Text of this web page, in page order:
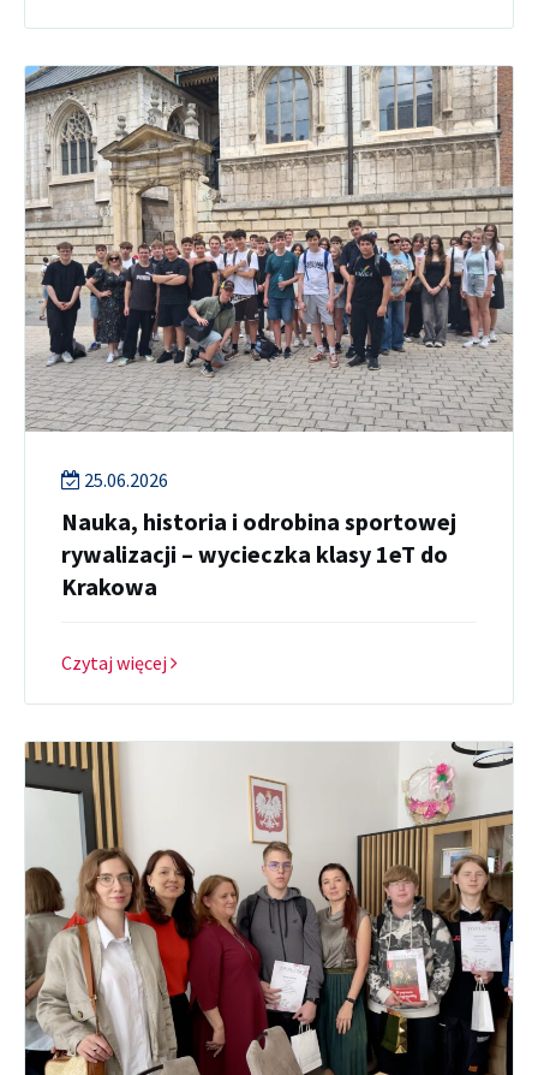
25.06.2026
Nauka, historia i odrobina sportowej
rywalizacji – wycieczka klasy 1eT do
Krakowa
Czytaj więcej